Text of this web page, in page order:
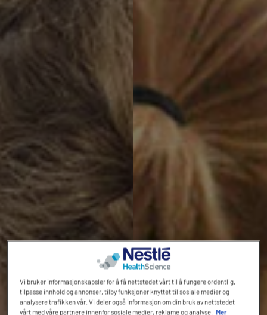
Kontakt oss
Social revamp v2
Mørkt / Lyst
Vi bruker informasjonskapsler for å få nettstedet vårt til å fungere ordentlig,
tilpasse innhold og annonser, tilby funksjoner knyttet til sosiale medier og
analysere trafikken vår. Vi deler også informasjon om din bruk av nettstedet
vårt med våre partnere innenfor sosiale medier, reklame og analyse.
Mer